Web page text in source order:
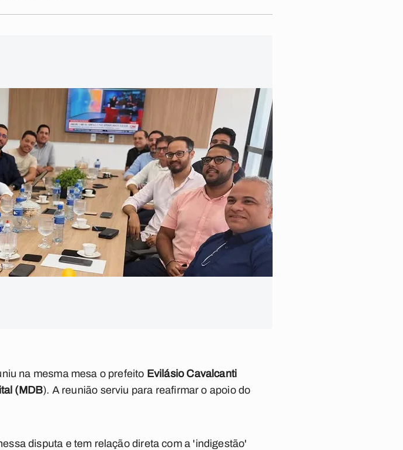
na mesma mesa o prefeito Evilásio Cavalcanti
(MDB). A reunião serviu para reafirmar o apoio do
disputa e tem relação direta com a 'indigestão'